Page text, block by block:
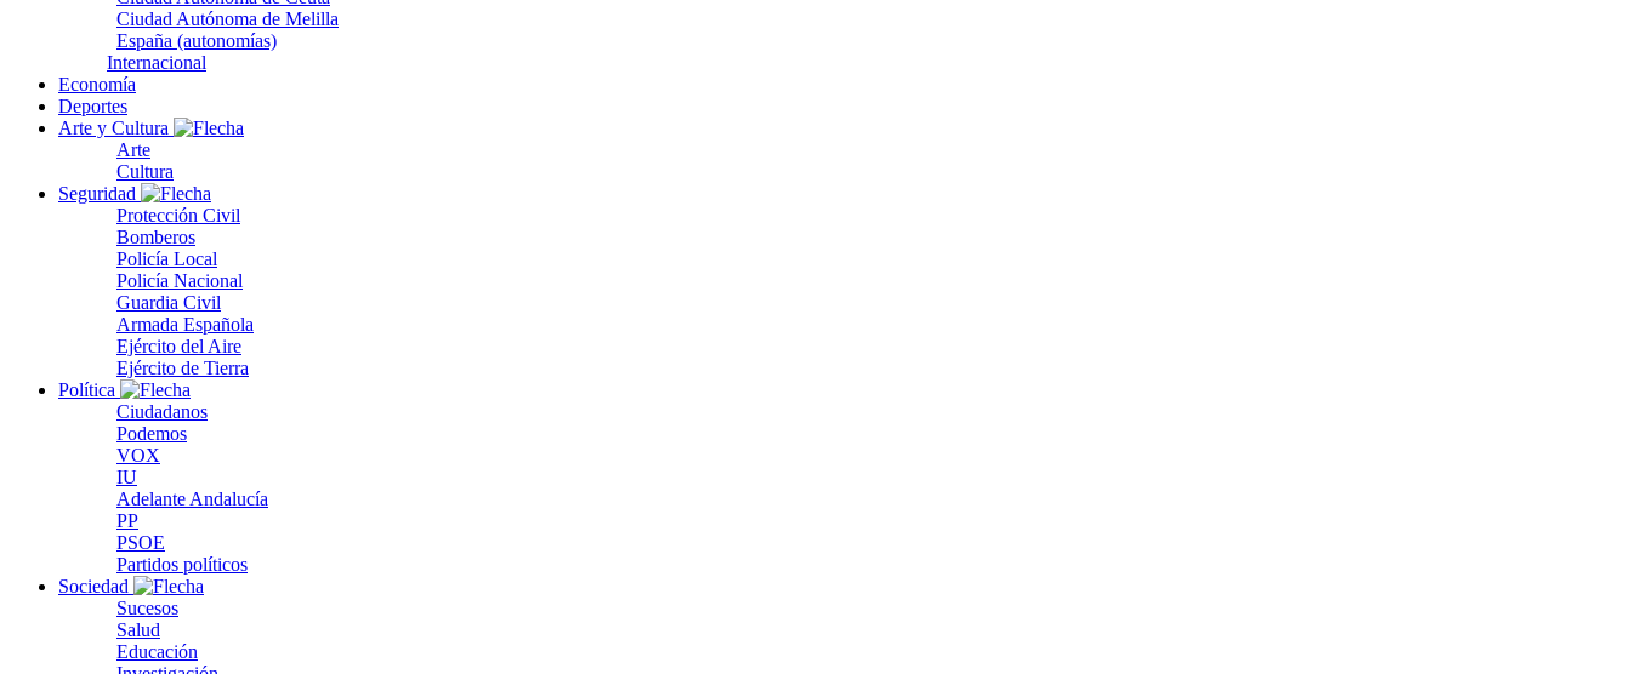
Ciudad Autónoma de Melilla
España (autonomías)
Internacional
Economía
Deportes
Arte y Cultura
Arte
Cultura
Seguridad
Protección Civil
Bomberos
Policía Local
Policía Nacional
Guardia Civil
Armada Española
Ejército del Aire
Ejército de Tierra
Política
Ciudadanos
Podemos
VOX
IU
Adelante Andalucía
PP
PSOE
Partidos políticos
Sociedad
Sucesos
Salud
Educación